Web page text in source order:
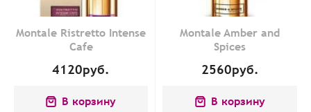
Montale Ristretto Intense
Cafe
4120руб.
В корзину
Montale Amber and
Spices
2560руб.
В корзину